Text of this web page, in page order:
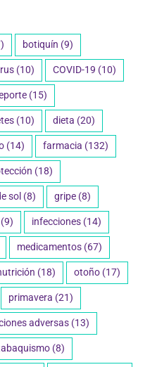
botiquín (9)
(10) COVID-19 (10)
(15)
(10) dieta (20)
(14) farmacia (132)
(18)
sol (8) gripe (8)
(9) infecciones (14)
medicamentos (67)
(18) otoño (17)
primavera (21)
adversas (13)
(8)